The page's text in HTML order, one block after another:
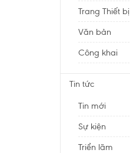
Trang Thiết bị
Văn bản
Công khai
Tin tức
Tin mới
Sự kiện
Triển lãm